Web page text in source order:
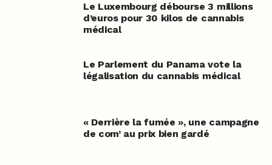
Le Luxembourg débourse 3 millions
d’euros pour 30 kilos de cannabis
médical
Le Parlement du Panama vote la
légalisation du cannabis médical
« Derrière la fumée », une campagne
de com’ au prix bien gardé